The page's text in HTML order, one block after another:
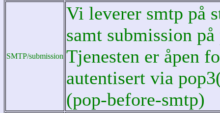
SMTP/submission
Vi leverer smtp på
samt submission
Tjenesten er åpen
autentisert via
(pop-before-smtp)